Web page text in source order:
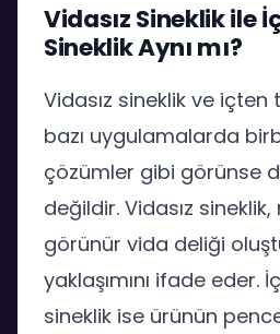
Vidasız Sineklik ile
Sineklik Aynı mı?
Vidasız sineklik ve içten
bazı uygulamalarda
çözümler gibi görünse
değildir. Vidasız
görünür vida deliği
yaklaşımını ifade eder.
sineklik ise ürünün